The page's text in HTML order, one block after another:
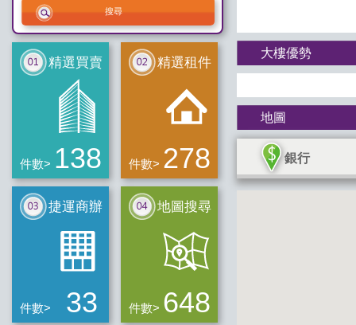
精選買賣
件數> 138
精選租件
件數> 278
捷運商辦
件數> 33
地圖搜尋
件數> 648
大樓優勢
地圖
銀行